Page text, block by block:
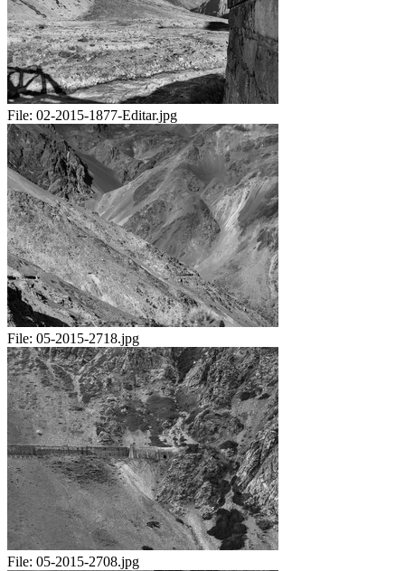
File: 02-2015-1877-Editar.jpg
File: 05-2015-2718.jpg
File: 05-2015-2708.jpg